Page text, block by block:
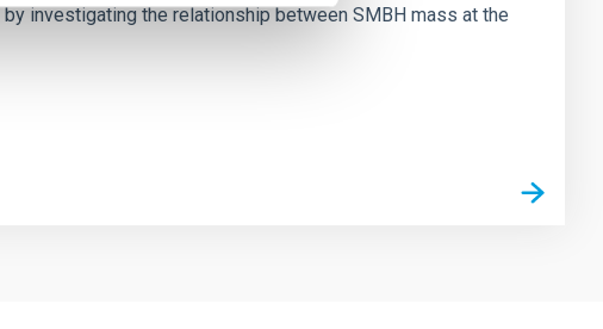
investigating the relationship between SMBH mass at the